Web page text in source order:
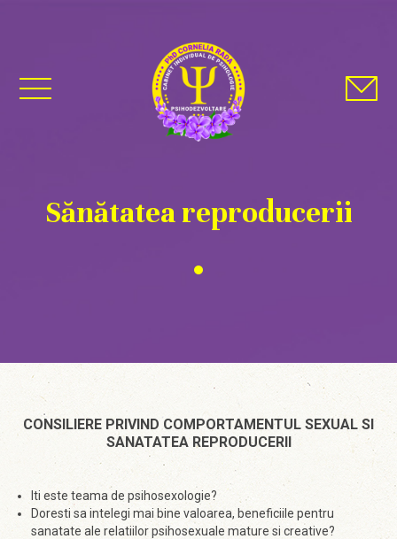
Sănătatea reproducerii
CONSILIERE PRIVIND COMPORTAMENTUL SEXUAL SI
SANATATEA REPRODUCERII
Iti este teama de psihosexologie?
Doresti sa intelegi mai bine valoarea, beneficiile pentru
sanatate ale relatiilor psihosexuale mature si creative?